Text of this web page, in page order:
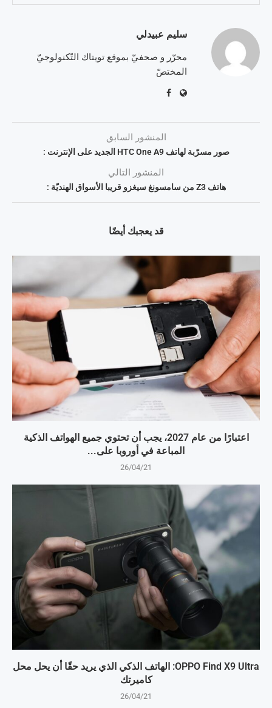
سليم عبيدلي
محرّر و صحفيّ بموقع تويتاك التّكنولوجيّ
المختصّ
المنشور السابق
صور مسرّبة لهاتف HTC One A9 الجديد على الإنترنت :
المنشور التالي
هاتف Z3 من سامسونغ سيغزو قريبا الأسواق الهنديّة :
قد يعجبك أيضًا
اعتبارًا من عام 2027، يجب أن تحتوي جميع الهواتف الذكية
المباعة في أوروبا على...
26/04/21
OPPO Find X9 Ultra: الهاتف الذكي الذي يريد حقًا أن يحل محل
كاميرتك
26/04/21